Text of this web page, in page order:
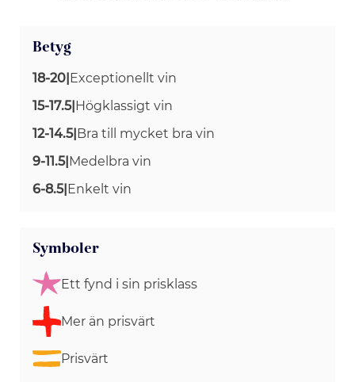
Betyg
18-20|Exceptionellt vin
15-17.5|Högklassigt vin
12-14.5|Bra till mycket bra vin
9-11.5|Medelbra vin
6-8.5|Enkelt vin
Symboler
Ett fynd i sin prisklass
Mer än prisvärt
Prisvärt